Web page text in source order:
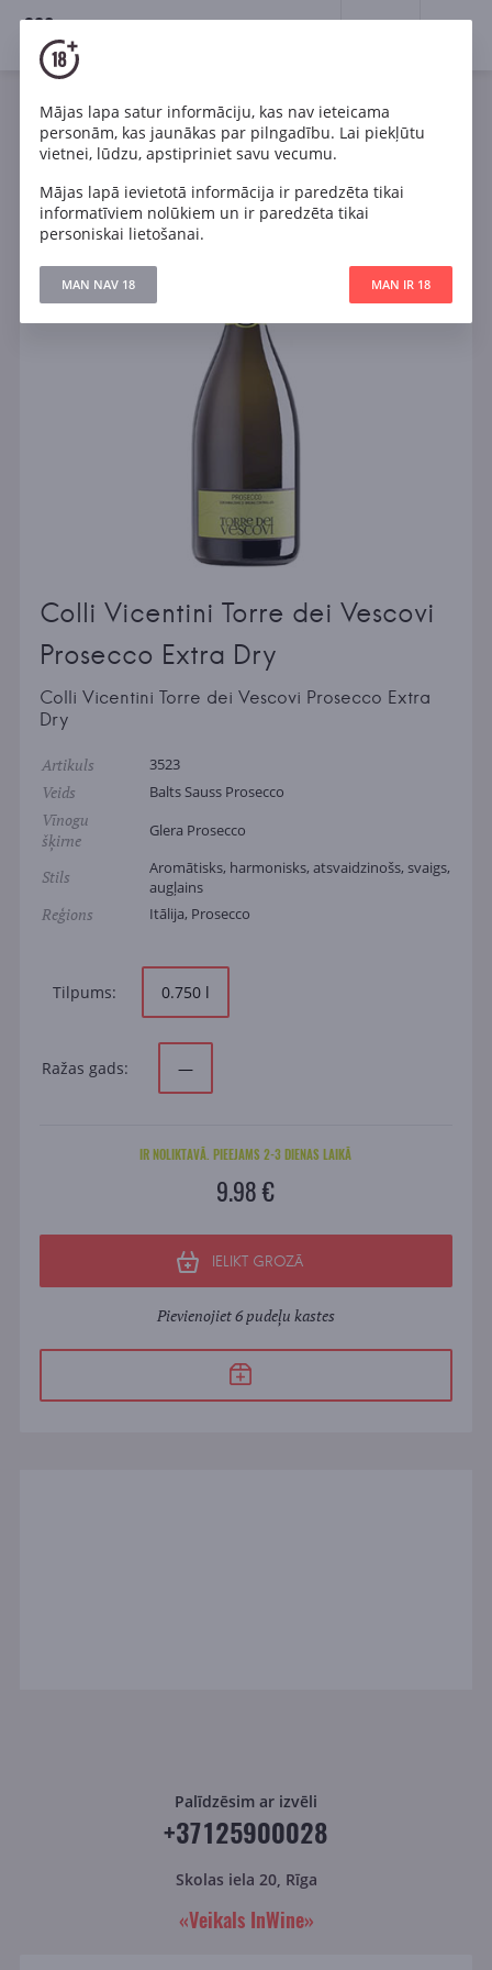
18+
Dzirkstošais Balts Sauss
Itālija
Colli Vicentini Torre dei Vescovi Prosecco Extra Dry
Colli Vicentini Torre dei Vescovi
Prosecco Extra Dry
Colli Vicentini Torre dei Vescovi Prosecco Extra
Dry
Artikuls 3523
Veids Balts Sauss Prosecco
Vīnogu
šķirne
Glera Prosecco
Stils
Aromātisks, harmonisks, atsvaidzinošs, svaigs,
augļains
Reģions Itālija, Prosecco
Tilpums: 0.750 l
Ražas gads: —
IR NOLIKTAVĀ. PIEEJAMS 2-3 DIENAS LAIKĀ
9.98 €
IELIKT GROZĀ
Pievienojiet 6 pudeļu kastes
Palīdzēsim ar izvēli
+37125900028
Skolas iela 20, Rīga
«Veikals InWine»
Mājas lapa satur informāciju, kas nav ieteicama
personām, kas jaunākas par pilngadību. Lai piekļūtu
vietnei, lūdzu, apstipriniet savu vecumu.
Mājas lapā ievietotā informācija ir paredzēta tikai
informatīviem nolūkiem un ir paredzēta tikai
personiskai lietošanai.
MAN NAV 18 MAN IR 18